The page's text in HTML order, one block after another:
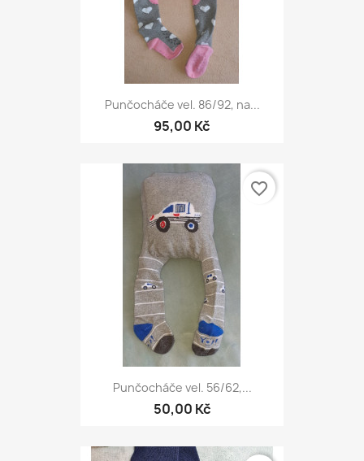
Punčocháče vel. 86/92, na...
95,00 Kč
Punčocháče vel. 56/62,...
50,00 Kč
favorite_border